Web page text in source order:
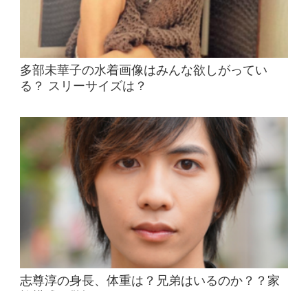
多部未華子の水着画像はみんな欲しがってい
る？ スリーサイズは？
志尊淳の身長、体重は？兄弟はいるのか？？家